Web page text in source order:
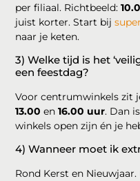
per filiaal. Richtbeeld:
juist korter. Start bij
naar je keten.
3) Welke tijd is het
een feestdag?
Voor centrumwinkels zit
13.00 en16.00 uur. Dan
winkels open zijn én je
4) Wanneer moet ik
Rond Kerst en